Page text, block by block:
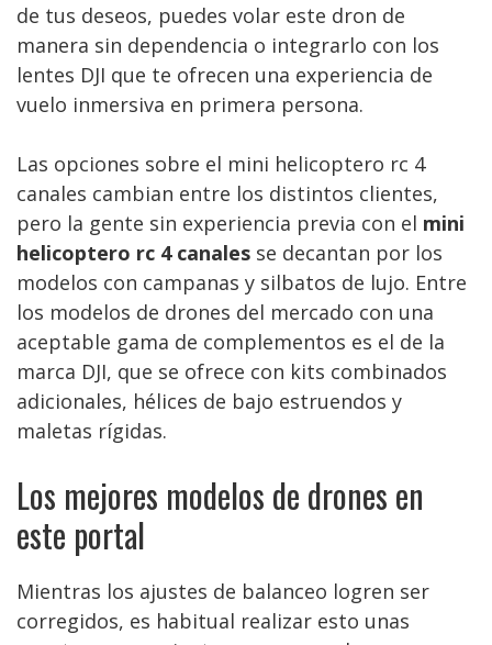
de tus deseos, puedes volar este dron de
manera sin dependencia o integrarlo con los
lentes DJI que te ofrecen una experiencia de
vuelo inmersiva en primera persona.
Las opciones sobre el mini helicoptero rc 4
canales cambian entre los distintos clientes,
pero la gente sin experiencia previa con el mini
helicoptero rc 4 canales se decantan por los
modelos con campanas y silbatos de lujo. Entre
los modelos de drones del mercado con una
aceptable gama de complementos es el de la
marca DJI, que se ofrece con kits combinados
adicionales, hélices de bajo estruendos y
maletas rígidas.
Los mejores modelos de drones en
este portal
Mientras los ajustes de balanceo logren ser
corregidos, es habitual realizar esto unas